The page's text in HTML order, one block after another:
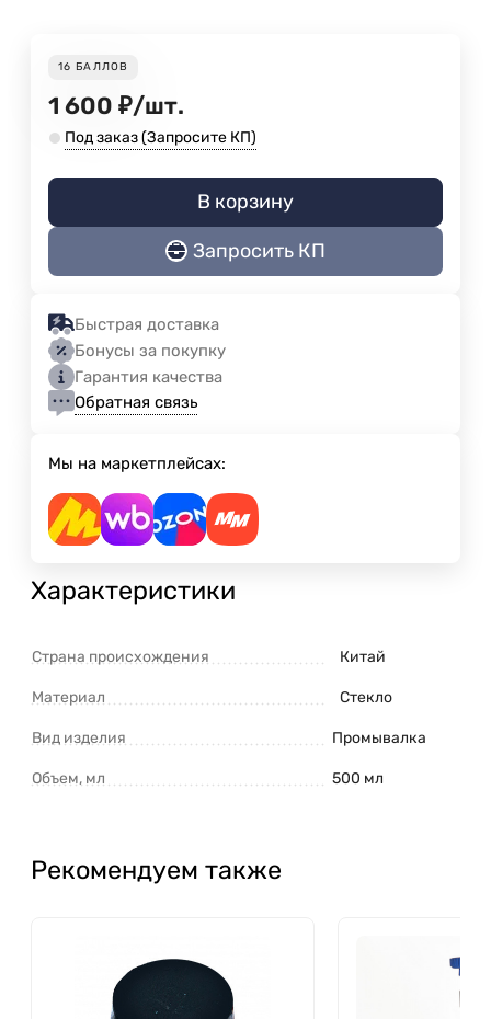
16 БАЛЛОВ
1 600 ₽/шт.
Под заказ (Запросите КП)
В корзину
Запросить КП
Быстрая доставка
Бонусы за покупку
Гарантия качества
Обратная связь
Мы на маркетплейсах:
Характеристики
Страна происхождения Китай
Материал Стекло
Вид изделия Промывалка
Объем, мл 500 мл
Рекомендуем также